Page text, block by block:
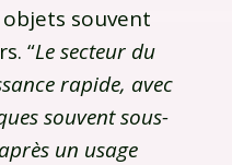
objets souvent
“Le secteur du
rapide, avec
souvent sous-
un usage